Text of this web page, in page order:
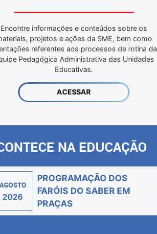
Encontre informações e conteúdos sobre os
projetos e ações da SME, bem como
referentes aos processos de rotina da
Pedagógica Administrativa das Unidades
Educativas.
ACESSAR
NA EDUCAÇÃO
AGOSTO
2026
PROGRAMAÇÃO DOS
FARÓIS DO SABER EM
PRAÇAS